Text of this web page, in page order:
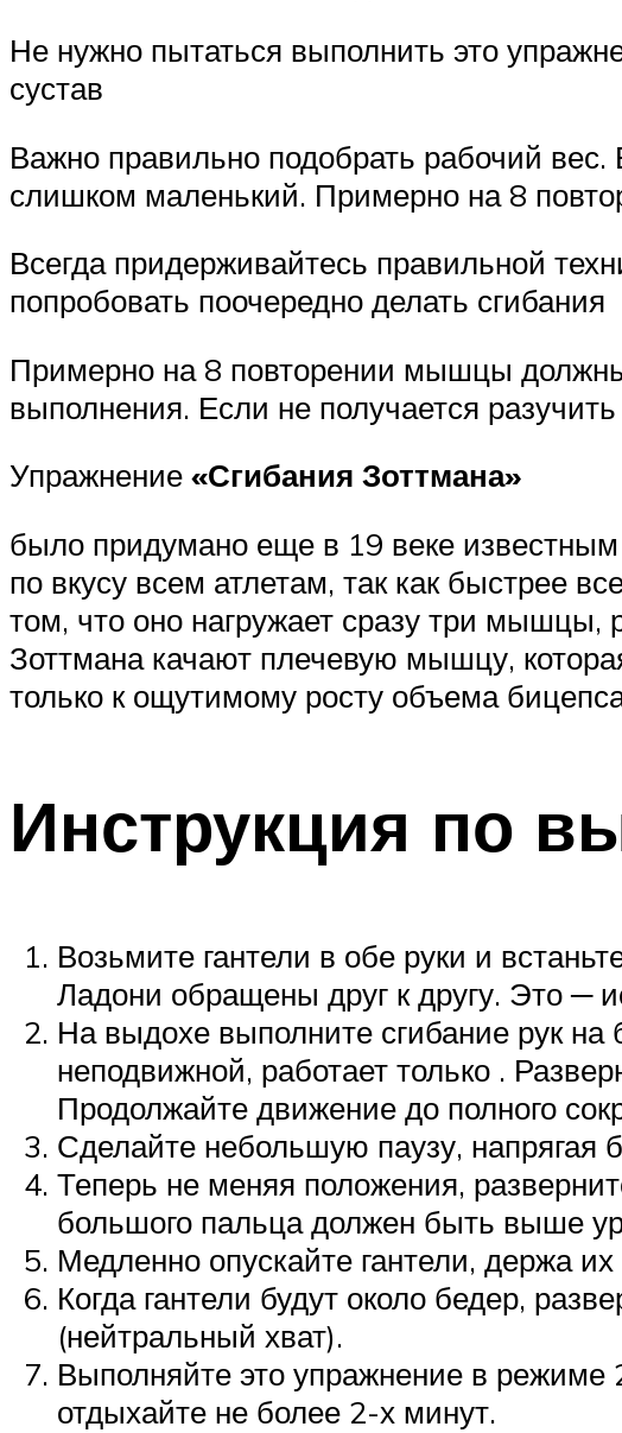
Не нужно пытаться выполнить это
сустав
Важно правильно подобрать рабочий
слишком маленький. Примерно на 8
Всегда придерживайтесь правильной
попробовать поочередно делать сгибания
Примерно на 8 повторении мышцы должны
выполнения. Если не получается
Упражнение «Сгибания Зоттмана»
было придумано еще в 19 веке
по вкусу всем атлетам, так как быстрее
том, что оно нагружает сразу три
Зоттмана качают плечевую мышцу,
только к ощутимому росту объема
Инструкция по
Возьмите гантели в обе руки и
Ладони обращены друг к другу. Это ─
На выдохе выполните сгибание рук на
неподвижной, работает только .
Продолжайте движение до полного
Сделайте небольшую паузу, напрягая
Теперь не меняя положения,
большого пальца должен быть выше
Медленно опускайте гантели, держа
Когда гантели будут около бедер,
(нейтральный хват).
Выполняйте это упражнение в
отдыхайте не более 2-х минут.